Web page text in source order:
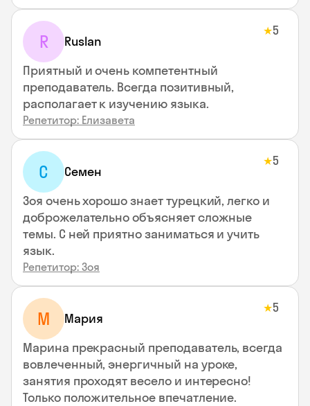
R Ruslan
★5
Приятный и очень компетентный
преподаватель. Всегда позитивный,
располагает к изучению языка.
Репетитор: Елизавета
С Семен
★5
Зоя очень хорошо знает турецкий, легко и
доброжелательно объясняет сложные
темы. С ней приятно заниматься и учить
язык.
Репетитор: Зоя
М Мария
★5
Марина прекрасный преподаватель, всегда
вовлеченный, энергичный на уроке,
занятия проходят весело и интересно!
Только положительное впечатление.